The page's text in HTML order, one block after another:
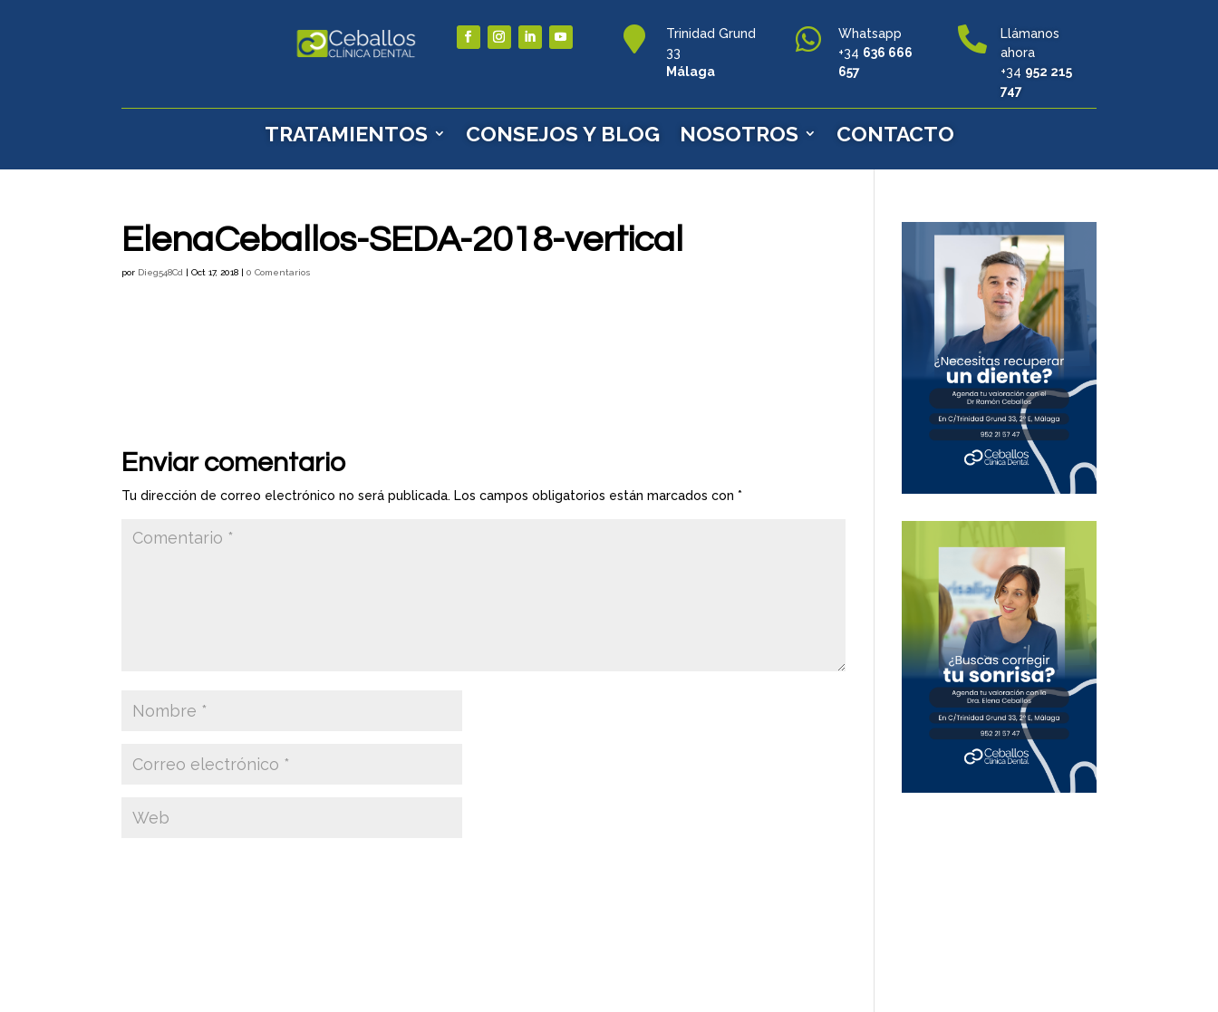

Trinidad Grund
33
Málaga

Whatsapp
+34 636 666
657

Llámanos
ahora
+34 952 215
747
TRATAMIENTOS CONSEJOS Y BLOG NOSOTROS CONTACTO
ElenaCeballos-SEDA-2018-vertical
por Dieg548Cd |Oct 17, 2018 |0 Comentarios
Enviar comentario
Tu dirección de correo electrónico no será publicada. Los campos obligatorios están marcados con*